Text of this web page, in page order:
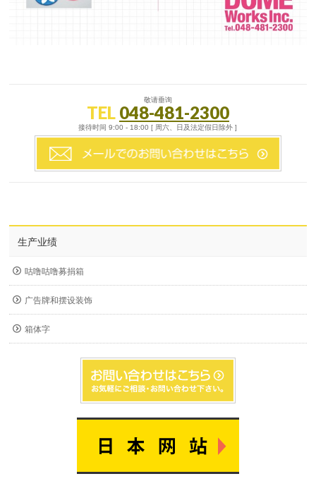
敬请垂询
TEL 048-481-2300
接待时间 9:00 - 18:00 [ 周六、日及法定假日除外 ]
生产业绩
咕噜咕噜募捐箱
广告牌和摆设装饰
箱体字